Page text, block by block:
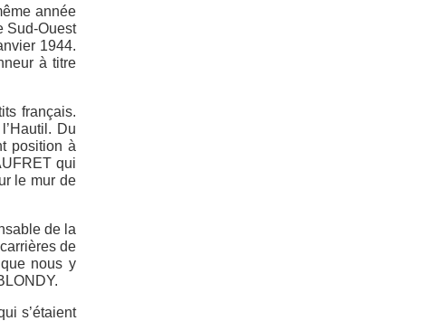
année
Sud-Ouest
1944.
à titre
français.
Du
position à
qui
le mur de
de la
de
nous y
s’étaient